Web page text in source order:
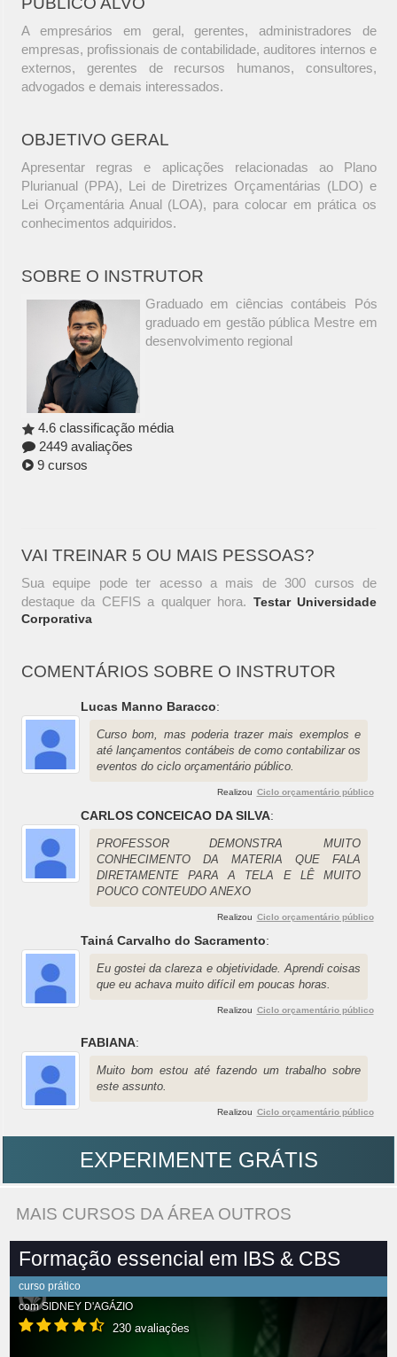
A empresários em geral, gerentes, administradores de
empresas, profissionais de contabilidade, auditores internos e
externos, gerentes de recursos humanos, consultores,
advogados e demais interessados.
OBJETIVO GERAL
Apresentar regras e aplicações relacionadas ao Plano
Plurianual (PPA), Lei de Diretrizes Orçamentárias (LDO) e
Lei Orçamentária Anual (LOA), para colocar em prática os
conhecimentos adquiridos.
SOBRE O INSTRUTOR
Graduado em ciências contábeis Pós
graduado em gestão pública Mestre em
desenvolvimento regional
4.6 classificação média
2449 avaliações
9 cursos
VAI TREINAR 5 OU MAIS PESSOAS?
Sua equipe pode ter acesso a mais de 300 cursos de
destaque da CEFIS a qualquer hora. Testar Universidade
Corporativa
COMENTÁRIOS SOBRE O INSTRUTOR
Lucas Manno Baracco:
Curso bom, mas poderia trazer mais exemplos e
até lançamentos contábeis de como contabilizar os
eventos do ciclo orçamentário público.
Realizou Ciclo orçamentário público
CARLOS CONCEICAO DA SILVA:
PROFESSOR DEMONSTRA MUITO
CONHECIMENTO DA MATERIA QUE FALA
DIRETAMENTE PARA A TELA E LÊ MUITO
POUCO CONTEUDO ANEXO
Realizou Ciclo orçamentário público
Tainá Carvalho do Sacramento:
Eu gostei da clareza e objetividade. Aprendi coisas
que eu achava muito difícil em poucas horas.
Realizou Ciclo orçamentário público
FABIANA:
Muito bom estou até fazendo um trabalho sobre
este assunto.
Realizou Ciclo orçamentário público
EXPERIMENTE GRÁTIS
MAIS CURSOS DA ÁREA OUTROS
Formação essencial em IBS & CBS
curso prático
comSIDNEY D'AGÁZIO
230 avaliações